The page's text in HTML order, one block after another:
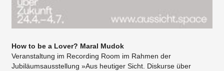
How to be a Lover? Maral Mudok
Veranstaltung im Recording Room im Rahmen der
Jubiläumsausstellung »Aus heutiger Sicht. Diskurse über